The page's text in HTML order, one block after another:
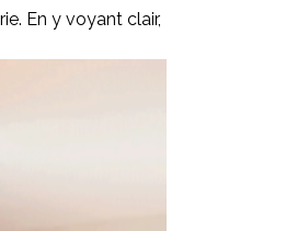
En y voyant clair,